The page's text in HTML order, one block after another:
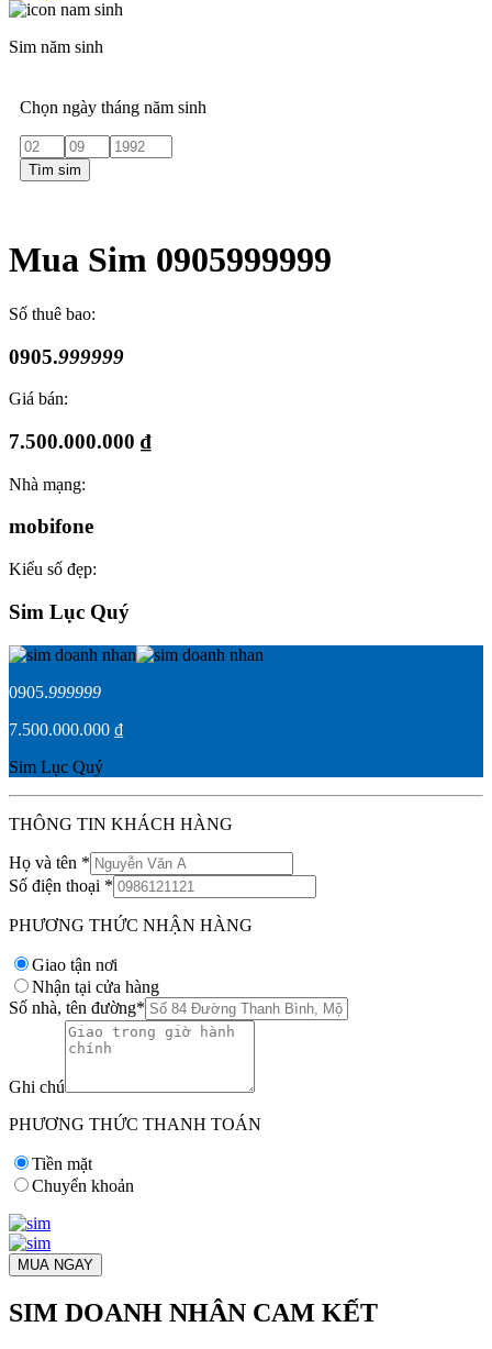
Sim năm sinh
Chọn ngày tháng năm sinh
Tìm sim
Mua Sim 0905999999
Số thuê bao:
0905.999999
Giá bán:
7.500.000.000 ₫
Nhà mạng:
mobifone
Kiểu số đẹp:
Sim Lục Quý
0905.999999
7.500.000.000 ₫
Sim Lục Quý
THÔNG TIN KHÁCH HÀNG
Họ và tên *
Số điện thoại *
PHƯƠNG THỨC NHẬN HÀNG
Giao tận nơi
Nhận tại cửa hàng
Số nhà, tên đường*
Ghi chú
PHƯƠNG THỨC THANH TOÁN
Tiền mặt
Chuyển khoản
MUA NGAY
SIM DOANH NHÂN CAM KẾT